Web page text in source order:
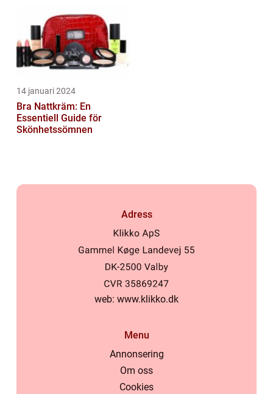
14 januari 2024
Bra Nattkräm: En
Essentiell Guide för
Skönhetssömnen
Adress
web: www.klikko.dk
Menu
Annonsering
Om oss
Cookies